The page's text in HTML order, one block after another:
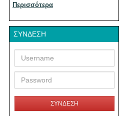
Περισσότερα
ΣΎΝΔΕΣΗ
ΣΥΝΔΕΣΗ